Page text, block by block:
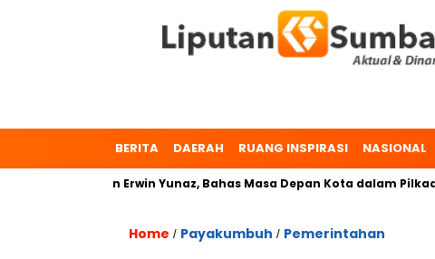
BERITA DAERAH RUANG INSPIRASI NASIONAL
dan Erwin Yunaz, Bahas Masa Depan Kota dalam Pilkada
Home / Payakumbuh / Pemerintahan